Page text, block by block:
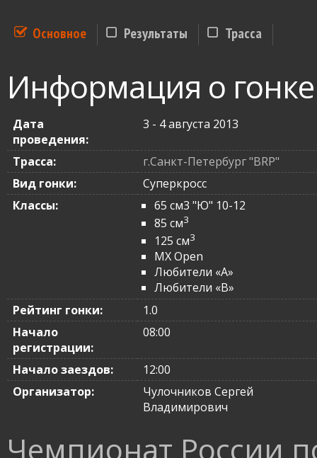
Основное Результаты Трасса
Информация о гонке
Дата
проведения:
3 - 4 августа 2013
Трасса:
г.Санкт-Петербург "BRP"
Вид гонки:
Суперкросс
Классы:
65 см3 "Ю" 10-12
85 см3
125 см3
MX Open
Любители «A»
Любители «B»
Рейтинг гонки:
1.0
Начало
регистрации:
08:00
Начало заездов:
12:00
Организатор:
Чулочников Сергей
Владимирович
Чемпионат России